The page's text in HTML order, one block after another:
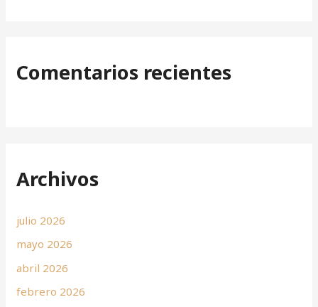
Comentarios recientes
Archivos
julio 2026
mayo 2026
abril 2026
febrero 2026